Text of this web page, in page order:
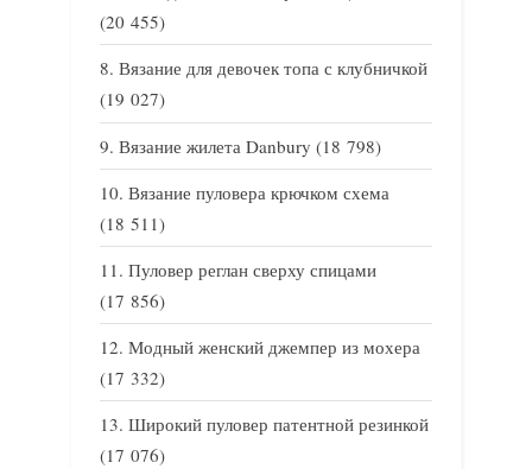
(20 455)
Вязание для девочек топа с клубничкой
(19 027)
Вязание жилета Danbury (18 798)
Вязание пуловера крючком схема
(18 511)
Пуловер реглан сверху спицами
(17 856)
Модный женский джемпер из мохера
(17 332)
Широкий пуловер патентной резинкой
(17 076)